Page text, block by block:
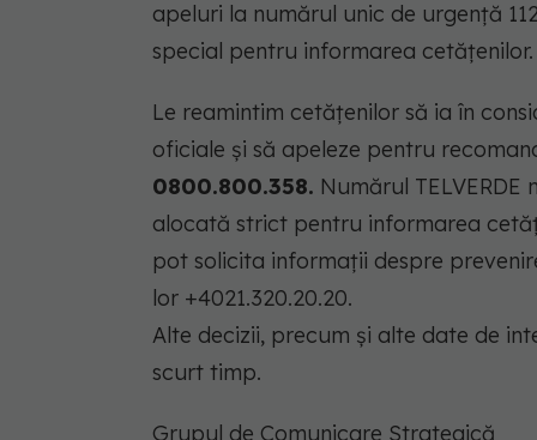
apeluri la numărul unic de urgență
special pentru informarea cetățenilor.
Le reamintim cetățenilor să ia în
oficiale și să apeleze pentru
0800.800.358. Numărul
alocată strict pentru informarea
pot solicita informații despre
lor +4021.320.20.20.
Alte decizii, precum și alte date de
scurt timp.
Grupul de Comunicare Strategică